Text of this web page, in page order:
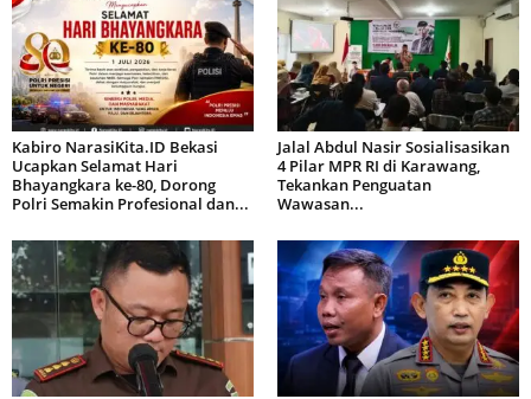
Kabiro NarasiKita.ID Bekasi
Ucapkan Selamat Hari
Bhayangkara ke-80, Dorong
Polri Semakin Profesional dan...
Jalal Abdul Nasir Sosialisasikan
4 Pilar MPR RI di Karawang,
Tekankan Penguatan
Wawasan...